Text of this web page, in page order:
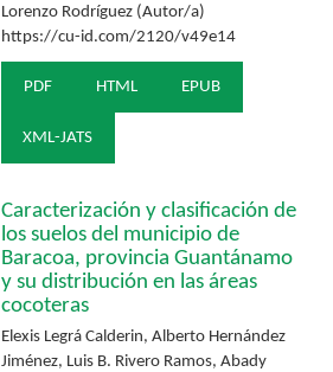
Lorenzo Rodríguez (Autor/a)
https://cu-id.com/2120/v49e14
PDF HTML EPUB
XML-JATS
Caracterización y clasificación de
los suelos del municipio de
Baracoa, provincia Guantánamo
y su distribución en las áreas
cocoteras
Elexis Legrá Calderin, Alberto Hernández
Jiménez, Luis B. Rivero Ramos, Abady